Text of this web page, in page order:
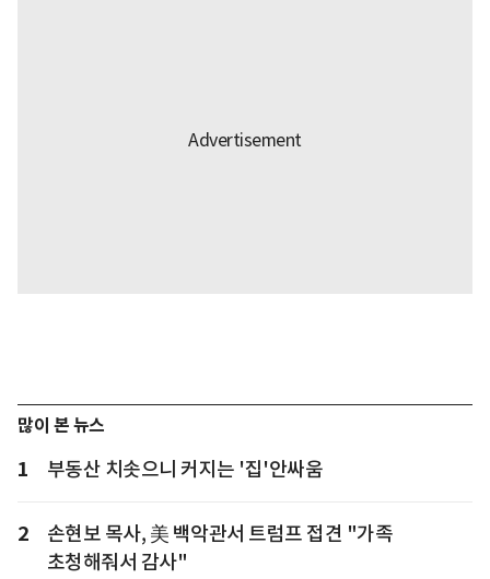
많이 본 뉴스
1 부동산 치솟으니 커지는 '집'안싸움
2
손현보 목사, 美 백악관서 트럼프 접견 "가족
초청해줘서 감사"